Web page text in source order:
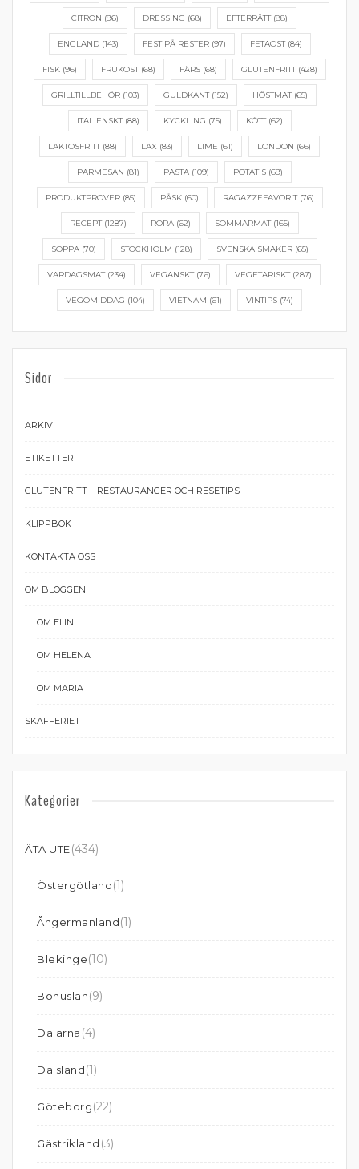
CITRON (96) DRESSING (68) EFTERRÄTT(88)
ENGLAND(143) FEST PÅ RESTER(97) FETAOST(84)
FISK(96) FRUKOST(68) FÄRS(68) GLUTENFRITT(428)
GRILLTILLBEHÖR (103) GULDKANT(152) HÖSTMAT(65)
ITALIENSKT(88) KYCKLING (75) KÖTT(62)
LAKTOSFRITT(88) LAX (83) LIME (61) LONDON (66)
PARMESAN (81) PASTA(109) POTATIS(69)
PRODUKTPROVER(85) PÅSK(60) RAGAZZEFAVORIT(76)
RECEPT(1287) RÖRA(62) SOMMARMAT(165)
SOPPA(70) STOCKHOLM (128) SVENSKA SMAKER(65)
VARDAGSMAT(234) VEGANSKT(76) VEGETARISKT(287)
VEGOMIDDAG (104) VIETNAM (61) VINTIPS (74)
Sidor
ARKIV
ETIKETTER
GLUTENFRITT – RESTAURANGER OCH RESETIPS
KLIPPBOK
KONTAKTA OSS
OM BLOGGEN
OM ELIN
OM HELENA
OM MARIA
SKAFFERIET
Kategorier
ÄTA UTE(434)
Östergötland(1)
Ångermanland(1)
Blekinge(10)
Bohuslän(9)
Dalarna (4)
Dalsland(1)
Göteborg(22)
Gästrikland (3)